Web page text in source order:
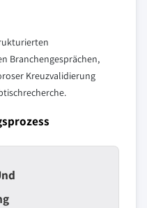
Branchengesprächen,
Kreuzvalidierung